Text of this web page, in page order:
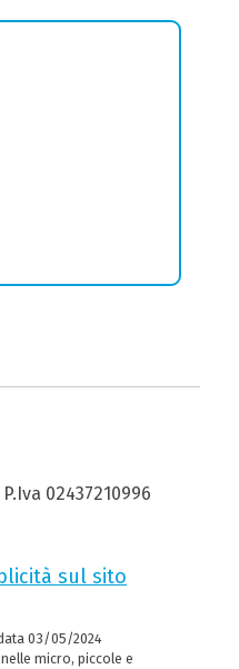
02437210996
sul sito
03/05/2024
micro, piccole e